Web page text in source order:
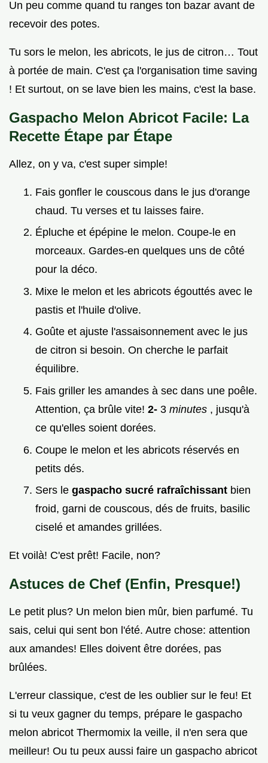
Un peu comme quand tu ranges ton bazar avant de
recevoir des potes.
Tu sors le melon, les abricots, le jus de citron… Tout
à portée de main. C'est ça l'organisation time saving
! Et surtout, on se lave bien les mains, c'est la base.
Gaspacho Melon Abricot Facile: La
Recette Étape par Étape
Allez, on y va, c'est super simple!
Fais gonfler le couscous dans le jus d'orange
chaud. Tu verses et tu laisses faire.
Épluche et épépine le melon. Coupe-le en
morceaux. Gardes-en quelques uns de côté
pour la déco.
Mixe le melon et les abricots égouttés avec le
pastis et l'huile d'olive.
Goûte et ajuste l'assaisonnement avec le jus
de citron si besoin. On cherche le parfait
équilibre.
Fais griller les amandes à sec dans une poêle.
Attention, ça brûle vite! 2- 3 minutes , jusqu'à
ce qu'elles soient dorées.
Coupe le melon et les abricots réservés en
petits dés.
Sers le gaspacho sucré rafraîchissant bien
froid, garni de couscous, dés de fruits, basilic
ciselé et amandes grillées.
Et voilà! C'est prêt! Facile, non?
Astuces de Chef (Enfin, Presque!)
Le petit plus? Un melon bien mûr, bien parfumé. Tu
sais, celui qui sent bon l'été. Autre chose: attention
aux amandes! Elles doivent être dorées, pas
brûlées.
L'erreur classique, c'est de les oublier sur le feu! Et
si tu veux gagner du temps, prépare le gaspacho
melon abricot Thermomix la veille, il n'en sera que
meilleur! Ou tu peux aussi faire un gaspacho abricot